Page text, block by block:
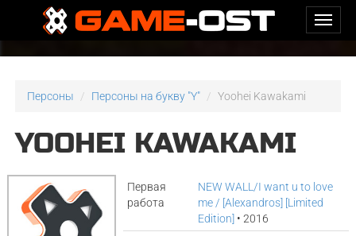
Персоны Персоны на букву "Y" Yoohei Kawakami
YOOHEI KAWAKAMI
Первая
работа
NEW WALL/I want u to love
me / [Alexandros] [Limited
Edition] • 2016